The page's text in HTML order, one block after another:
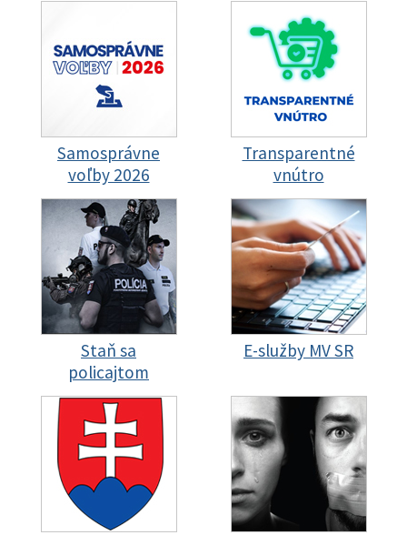
Samosprávne
voľby 2026
Transparentné
vnútro
Staň sa
policajtom
E-služby MV SR